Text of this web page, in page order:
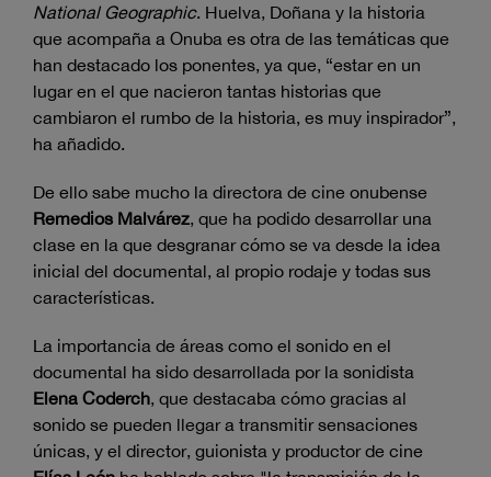
National Geographic. Huelva, Doñana y la historia
que acompaña a Onuba es otra de las temáticas que
han destacado los ponentes, ya que, “estar en un
lugar en el que nacieron tantas historias que
cambiaron el rumbo de la historia, es muy inspirador”,
ha añadido.
De ello sabe mucho la directora de cine onubense
Remedios Malvárez, que ha podido desarrollar una
clase en la que desgranar cómo se va desde la idea
inicial del documental, al propio rodaje y todas sus
características.
La importancia de áreas como el sonido en el
documental ha sido desarrollada por la sonidista
Elena Coderch, que destacaba cómo gracias al
sonido se pueden llegar a transmitir sensaciones
únicas, y el director, guionista y productor de cine